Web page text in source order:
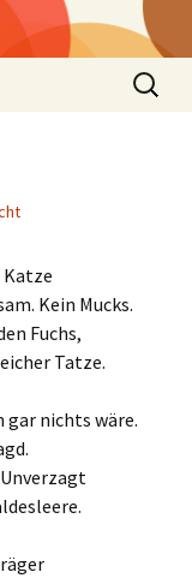
Suchen
nach:
Katze
Kein Mucks.
Fuchs,
Tatze.
gar nichts wäre.